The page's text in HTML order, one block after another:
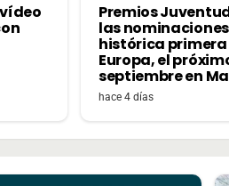
Premios
las
histórica primera
Europa, el
septiembre en
hace 4 días